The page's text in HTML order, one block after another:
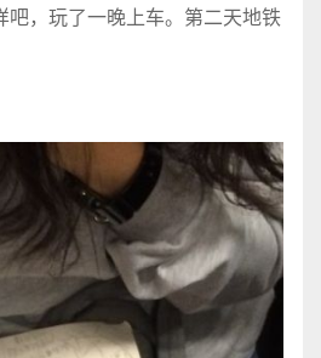
吧，玩了一晚上车。第二天地铁